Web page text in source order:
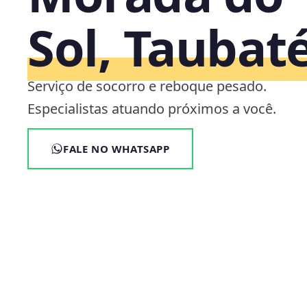
Sol,
Serviço de socorro e reboque pesado.
Especialistas atuando próximos a você.
FALE NO WHATSAPP